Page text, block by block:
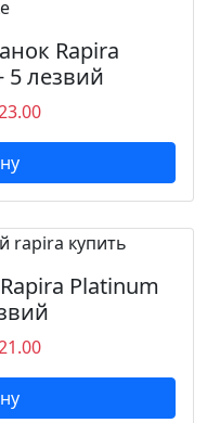
Rapira
5 лезвий
Platinum